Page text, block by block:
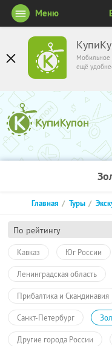
Мобильное
ещё
Меню
По рейтингу
Главная Туры
Кавказ Юг России
Ленинградская область
Прибалтика и Скандинавия
Санкт-Петербург
Другие города России